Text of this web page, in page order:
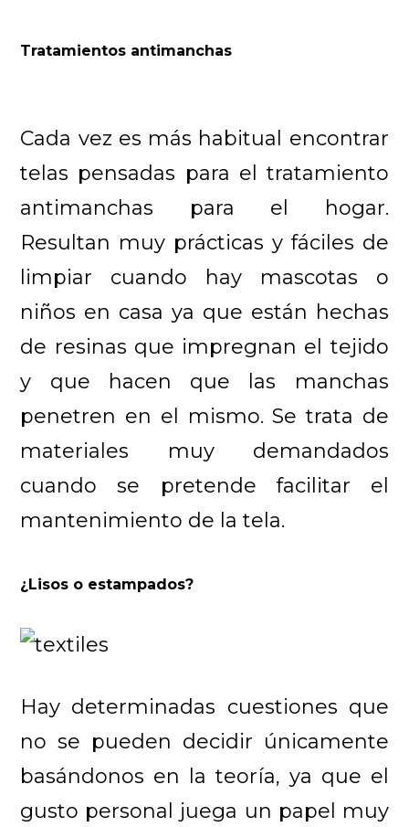
Tratamientos antimanchas
Cada vez es más habitual encontrar
telas pensadas para el tratamiento
antimanchas para el hogar.
Resultan muy prácticas y fáciles de
limpiar cuando hay mascotas o
niños en casa ya que están hechas
de resinas que impregnan el tejido
y que hacen que las manchas
penetren en el mismo. Se trata de
materiales muy demandados
cuando se pretende facilitar el
mantenimiento de la tela.
¿Lisos o estampados?
Hay determinadas cuestiones que
no se pueden decidir únicamente
basándonos en la teoría, ya que el
gusto personal juega un papel muy